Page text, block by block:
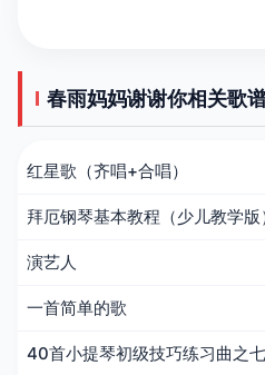
春雨妈妈谢谢你相关歌
红星歌（齐唱+合唱）
拜厄钢琴基本教程（少儿教学版
演艺人
一首简单的歌
40首小提琴初级技巧练习曲之七